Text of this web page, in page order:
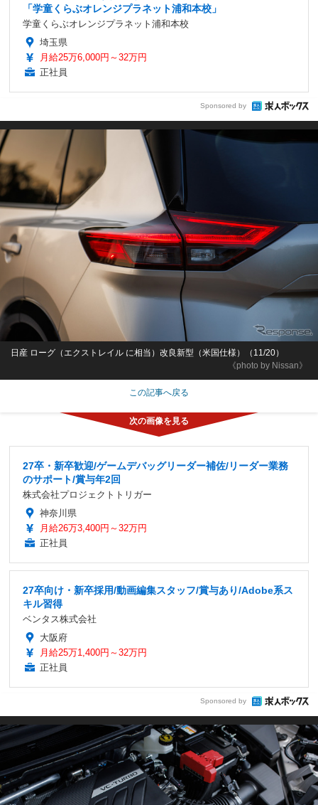
「学童くらぶオレンジプラネット浦和本校」
学童くらぶオレンジプラネット浦和本校
埼玉県
月給25万6,000円～32万円
正社員
Sponsored by
《photo by Nissan》
日産 ローグ（エクストレイル に相当）改良新型（米国仕様）（11/20）
この記事へ戻る
27卒・新卒歓迎/ゲームデバッグリーダー補佐/リーダー業務
のサポート/賞与年2回
株式会社プロジェクトトリガー
神奈川県
月給26万3,400円～32万円
正社員
27卒向け・新卒採用/動画編集スタッフ/賞与あり/Adobe系ス
キル習得
ベンタス株式会社
大阪府
月給25万1,400円～32万円
正社員
Sponsored by